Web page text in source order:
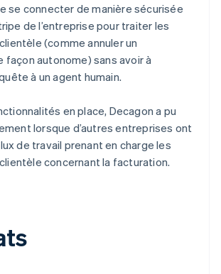
se connecter de manière sécurisée
de l’entreprise pour traiter les
(comme annuler un
façon autonome) sans avoir à
à un agent humain.
en place, Decagon a pu
lorsque d’autres entreprises ont
de travail prenant en charge les
concernant la facturation.